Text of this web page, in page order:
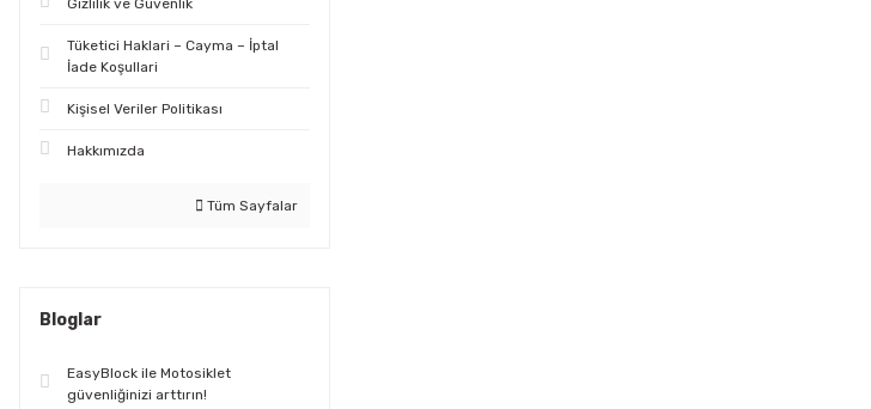
Gizlilik ve Güvenlik
Tüketici Haklari – Cayma – İptal
İade Koşullari
Kişisel Veriler Politikası
Hakkımızda
Tüm Sayfalar
Bloglar
EasyBlock ile Motosiklet
güvenliğinizi arttırın!